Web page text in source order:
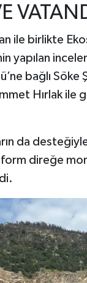
ile birlikte
yapılan
bağlı
Hırlak
da
direğe